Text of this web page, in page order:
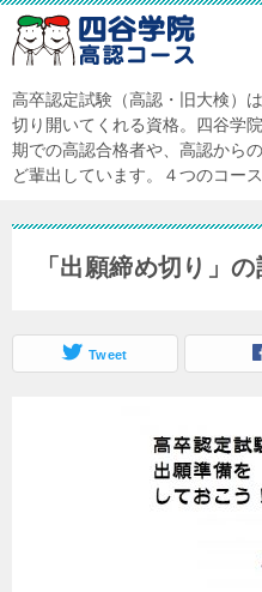
高卒認定試験（高認・旧大検）
切り開いてくれる資格。四谷学
期での高認合格者や、高認から
ど輩出しています。４つのコー
「出願締め切り」
Tweet